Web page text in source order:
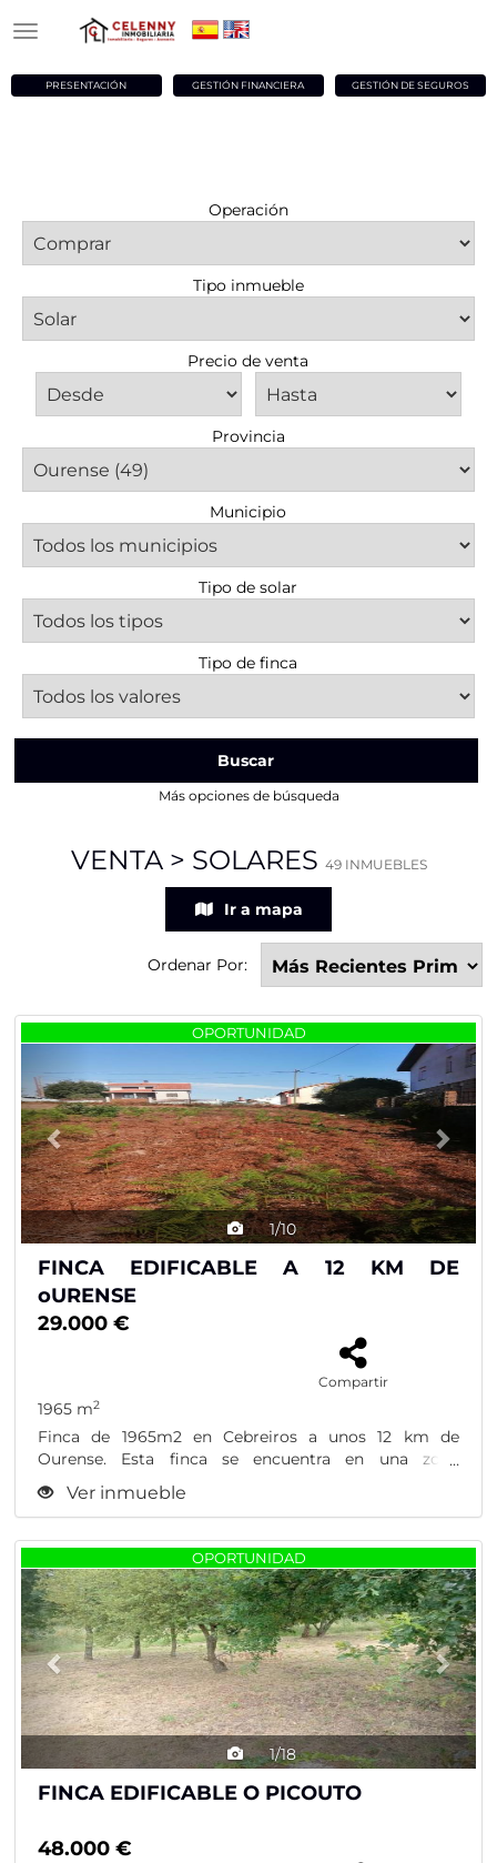
PRESENTACIÓN GESTIÓN FINANCIERA GESTIÓN DE SEGUROS
Operación
Tipo inmueble
Precio de venta
Provincia
Municipio
Tipo de solar
Tipo de finca
Buscar
Más opciones de búsqueda
VENTA > SOLARES 49 INMUEBLES
Ir a mapa
Ordenar Por:
OPORTUNIDAD
1/10
Previous
FINCA EDIFICABLE A 12 KM DE
oURENSE
29.000 €
Compartir
1965 m2
Finca de 1965m2 en Cebreiros a unos 12 km de
Ourense. Esta finca se encuentra en una zona
urbana,...
Ver inmueble
OPORTUNIDAD
1/18
Previous
FINCA EDIFICABLE O PICOUTO
48.000 €